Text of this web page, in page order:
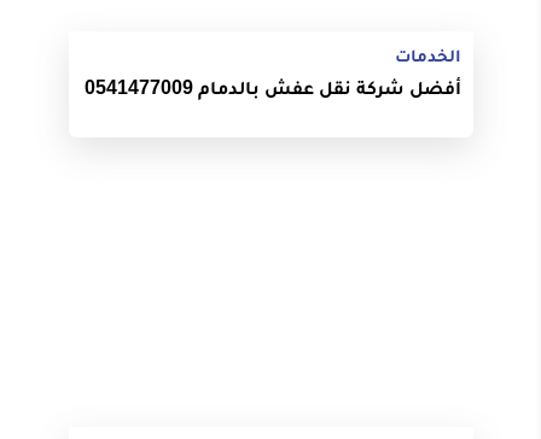
الخدمات
أفضل شركة نقل عفش بالدمام 0541477009